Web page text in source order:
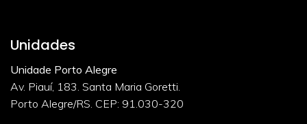
Unidades
Unidade Porto Alegre
Av. Piauí, 183. Santa Maria Goretti.
Porto Alegre/RS. CEP: 91.030-320